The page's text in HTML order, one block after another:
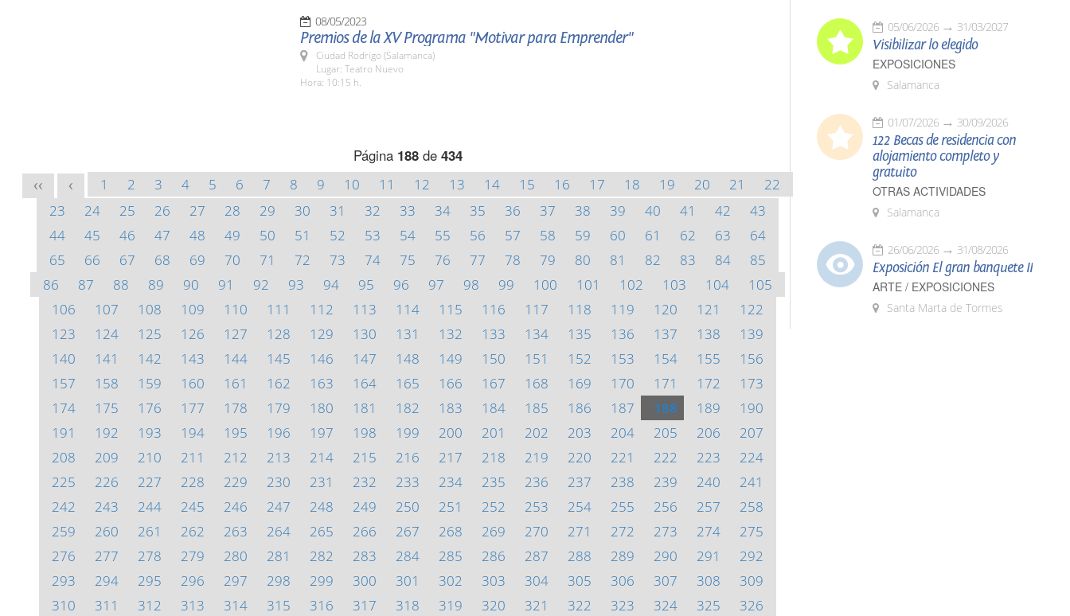
08/05/2023
Premios de la XV Programa "Motivar para Emprender"
Ciudad Rodrigo (Salamanca)
Lugar: Teatro Nuevo
Hora: 10:15 h.
Página 188de 434
<< < 1 2 3 4 5 6 7 8 9 10 11 12 13 14 15 16 17 18 19 20 21
22
23
24 25 26 27 28 29 30 31 32 33 34 35 36 37 38 39 40 41 42
43
44
45 46 47 48 49 50 51 52 53 54 55 56 57 58 59 60 61 62 63
64
65
66 67 68 69 70 71 72 73 74 75 76 77 78 79 80 81 82 83 84
85
86
87 88 89 90 91 92 93 94 95 96 97 98 99 100 101 102 103 104
105
106
107 108 109 110 111 112 113 114 115 116 117 118 119 120 121
122
123
124 125 126 127 128 129 130 131 132 133 134 135 136 137 138
139
140
141 142 143 144 145 146 147 148 149 150 151 152 153 154 155
156
157
158 159 160 161 162 163 164 165 166 167 168 169 170 171 172
173
174
175 176 177 178 179 180 181 182 183 184 185 186 187 188 189
190
191
192 193 194 195 196 197 198 199 200 201 202 203 204 205 206
207
208
209 210 211 212 213 214 215 216 217 218 219 220 221 222 223
224
225
226 227 228 229 230 231 232 233 234 235 236 237 238 239 240
241
242
243 244 245 246 247 248 249 250 251 252 253 254 255 256 257
258
259
260 261 262 263 264 265 266 267 268 269 270 271 272 273 274
275
276
277 278 279 280 281 282 283 284 285 286 287 288 289 290 291
292
293
294 295 296 297 298 299 300 301 302 303 304 305 306 307 308
309
310
311 312 313 314 315 316 317 318 319 320 321 322 323 324 325 326
05/06/2026 31/03/2027
Visibilizar lo elegido
EXPOSICIONES
Salamanca
01/07/2026 30/09/2026
122 Becas de residencia con
alojamiento completo y
gratuito
OTRAS ACTIVIDADES
Salamanca
26/06/2026 31/08/2026
Exposición El gran banquete II
ARTE / EXPOSICIONES
Santa Marta de Tormes